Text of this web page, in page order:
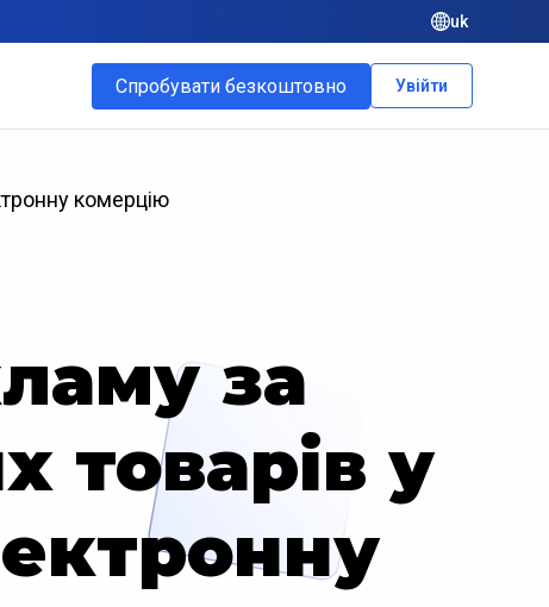
uk
Спробувати безкоштовно Увійти
комерцію
за
товарів у